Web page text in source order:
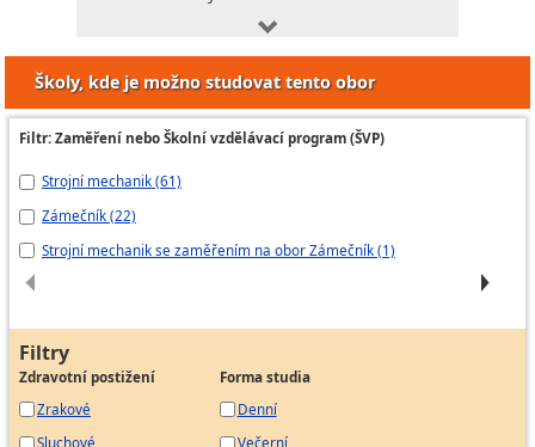
Montér potrubních rozvodů
Svářeč potrubních rozvodů
Mechanik jízdních kol
Důlní zámečník
Mechanik geologickoprůzkumných zařízení
Mechanik kolejových vozů
Mechanik motorových lokomotiv
Mechanik výtahů
Montér ocelových konstrukcí
Školy, kde je možno studovat tento obor
Filtr: Zaměření nebo Školní vzdělávací program (ŠVP)
Strojní mechanik (61)
Zámečník (22)
Strojní mechanik se zaměřením na obor Zámečník (1)
Filtry
Zdravotní postižení
Zrakové
Sluchové
Forma studia
Denní
Večerní